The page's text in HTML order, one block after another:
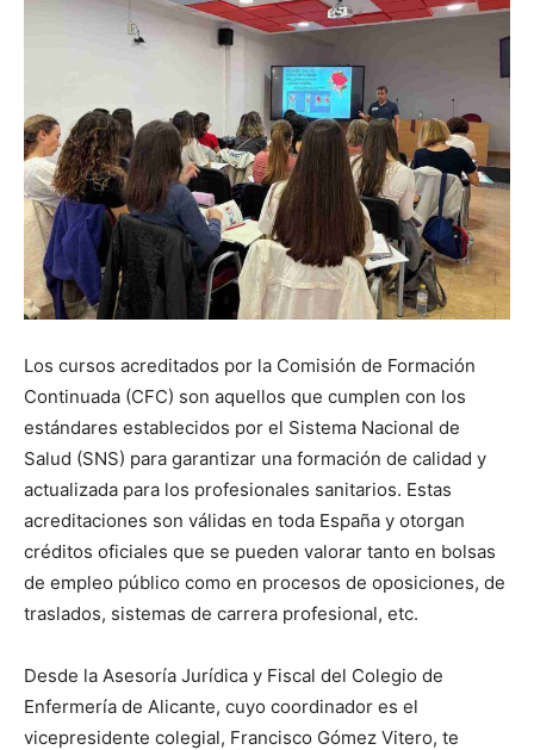
Los cursos acreditados por la Comisión de Formación
Continuada (CFC) son aquellos que cumplen con los
estándares establecidos por el Sistema Nacional de
Salud (SNS) para garantizar una formación de calidad y
actualizada para los profesionales sanitarios. Estas
acreditaciones son válidas en toda España y otorgan
créditos oficiales que se pueden valorar tanto en bolsas
de empleo público como en procesos de oposiciones, de
traslados, sistemas de carrera profesional, etc.
Desde la Asesoría Jurídica y Fiscal del Colegio de
Enfermería de Alicante, cuyo coordinador es el
vicepresidente colegial, Francisco Gómez Vitero, te